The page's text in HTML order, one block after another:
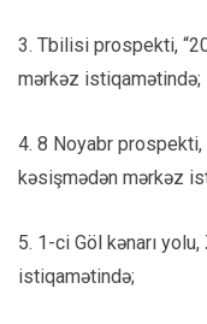
3. Tbilisi prospekti,
mərkəz istiqamətində;
4. 8 Noyabr
kəsişmədən mərkəz
5. 1-ci Göl kənarı
istiqamətində;